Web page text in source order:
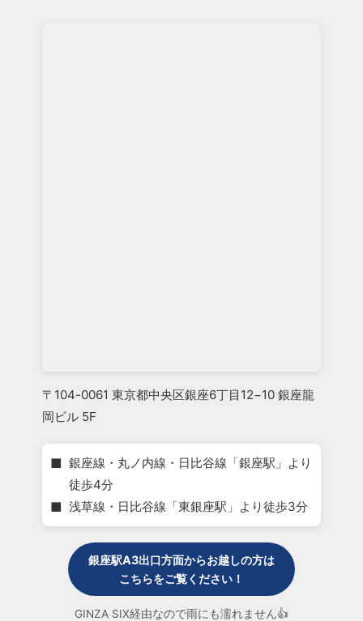
〒104-0061 東京都中央区銀座6丁目12−10 銀座龍
岡ビル 5F
■ 銀座線・丸ノ内線・日比谷線「銀座駅」より
徒歩4分
■ 浅草線・日比谷線「東銀座駅」より徒歩3分
銀座駅A3出口方面からお越しの方は
こちらをご覧ください！
GINZA SIX経由なので雨にも濡れません👍